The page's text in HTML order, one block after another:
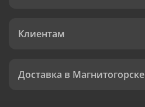
Клиентам
Доставка в Магнитогорске